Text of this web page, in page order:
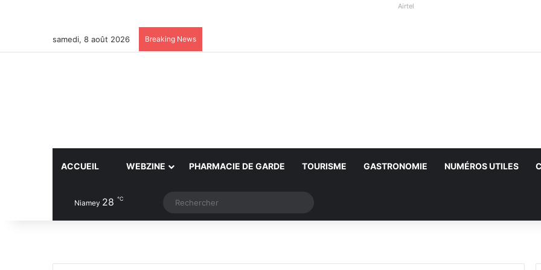
Airtel
samedi, 8 août 2026 Breaking News
ACCUEIL WEBZINE PHARMACIE DE GARDE TOURISME GASTRONOMIE NUMÉROS UTILES
Niamey 28 ℃ Article Aléatoire
Switch skin